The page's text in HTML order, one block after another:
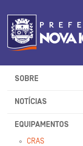
SOBRE
NOTÍCIAS
EQUIPAMENTOS
CRAS